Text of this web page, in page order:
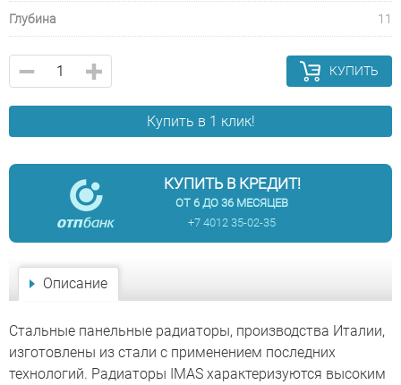
Глубина 11
КУПИТЬ
Купить в 1 клик!
КУПИТЬ В КРЕДИТ!
ОТ 6 ДО 36 МЕСЯЦЕВ
+7 4012 35-02-35
Описание
Стальные панельные радиаторы, производства Италии,
изготовлены из стали с применением последних
технологий. Радиаторы IMAS характеризуются высоким